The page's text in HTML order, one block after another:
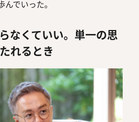
んでいった。
なくていい。単一の思
れるとき